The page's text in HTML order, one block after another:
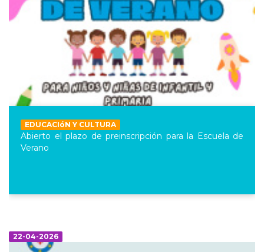
EDUCACIóN Y CULTURA
Abierto el plazo de preinscripción para la Escuela de
Verano
22-04-2026